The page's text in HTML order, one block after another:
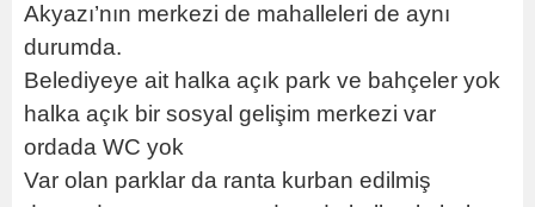
Akyazı’nın merkezi de mahalleleri de aynı
durumda.
Belediyeye ait halka açık park ve bahçeler yok
halka açık bir sosyal gelişim merkezi var
ordada WC yok
Var olan parklar da ranta kurban edilmiş